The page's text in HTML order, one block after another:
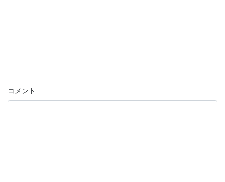
コメント